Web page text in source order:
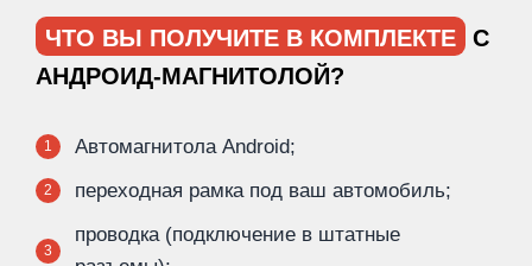
ЧТО ВЫ ПОЛУЧИТЕ В КОМПЛЕКТЕ
С
АНДРОИД-МАГНИТОЛОЙ?
1 Автомагнитола Android;
2 переходная рамка под ваш автомобиль;
3
проводка (подключение в штатные